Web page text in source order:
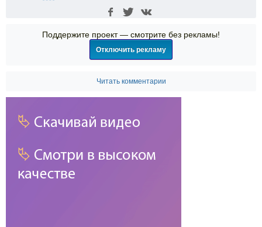
Поддержите проект — смотрите без рекламы!
Отключить рекламу
Читать комментарии